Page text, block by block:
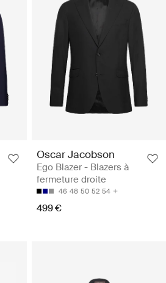
Oscar Jacobson
Ego Blazer - Blazers à
fermeture droite
46 48 50 52 54
499 €